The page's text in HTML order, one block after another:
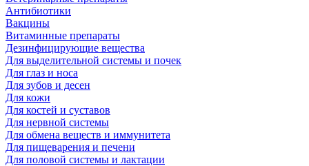
Антибиотики
Вакцины
Витаминные препараты
Дезинфицирующие вещества
Для выделительной системы и почек
Для глаз и носа
Для зубов и десен
Для кожи
Для костей и суставов
Для нервной системы
Для обмена веществ и иммунитета
Для пищеварения и печени
Для половой системы и лактации